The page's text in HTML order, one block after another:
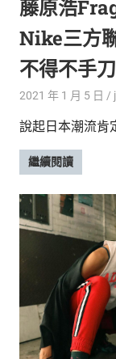
藤原浩
Nike三方
不得不手
2021 年 1 月 5 日
說起日本潮流肯
繼續閱讀